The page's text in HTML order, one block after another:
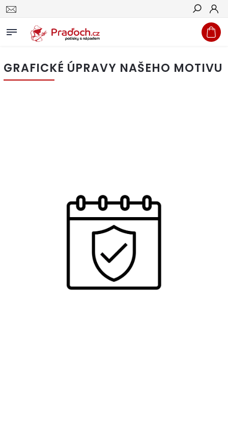
Hledat
GRAFICKÉ ÚPRAVY NAŠEHO MOTIVU